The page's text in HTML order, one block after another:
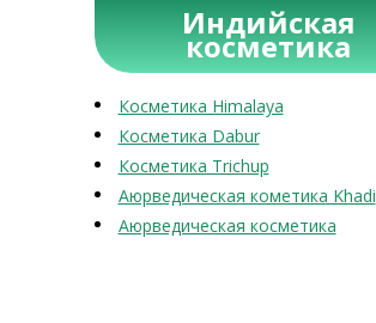
Индийская
косметика
Косметика Himalaya
Косметика Dabur
Косметика Trichup
Аюрведическая кометика Khadi
Аюрведическая косметика